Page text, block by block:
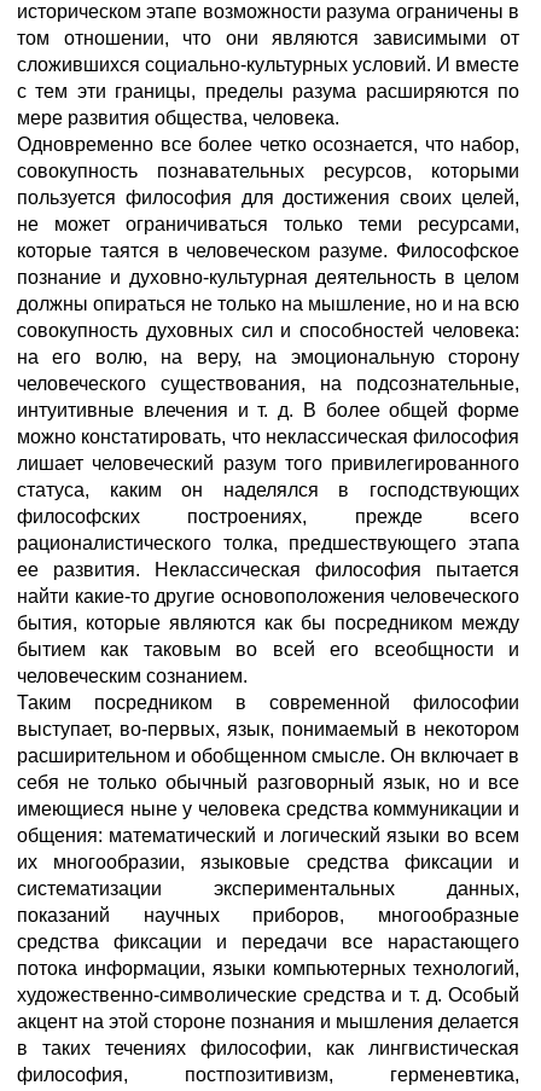
историческом этапе возможности разума ограничены в
том отношении, что они являются зависимыми от
сложившихся социально-культурных условий. И вместе
с тем эти границы, пределы разума расширяются по
мере развития общества, человека.
Одновременно все более четко осознается, что набор,
совокупность познавательных ресурсов, которыми
пользуется философия для достижения своих целей,
не может ограничиваться только теми ресурсами,
которые таятся в человеческом разуме. Философское
познание и духовно-культурная деятельность в целом
должны опираться не только на мышление, но и на всю
совокупность духовных сил и способностей человека:
на его волю, на веру, на эмоциональную сторону
человеческого существования, на подсознательные,
интуитивные влечения и т. д. В более общей форме
можно констатировать, что неклассическая философия
лишает человеческий разум того привилегированного
статуса, каким он наделялся в господствующих
философских построениях, прежде всего
рационалистического толка, предшествующего этапа
ее развития. Неклассическая философия пытается
найти какие-то другие основоположения человеческого
бытия, которые являются как бы посредником между
бытием как таковым во всей его всеобщности и
человеческим сознанием.
Таким посредником в современной философии
выступает, во-первых, язык, понимаемый в некотором
расширительном и обобщенном смысле. Он включает в
себя не только обычный разговорный язык, но и все
имеющиеся ныне у человека средства коммуникации и
общения: математический и логический языки во всем
их многообразии, языковые средства фиксации и
систематизации экспериментальных данных,
показаний научных приборов, многообразные
средства фиксации и передачи все нарастающего
потока информации, языки компьютерных технологий,
художественно-символические средства и т. д. Особый
акцент на этой стороне познания и мышления делается
в таких течениях философии, как лингвистическая
философия, постпозитивизм, герменевтика,